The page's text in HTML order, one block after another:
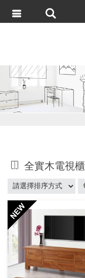
全實木電視櫃